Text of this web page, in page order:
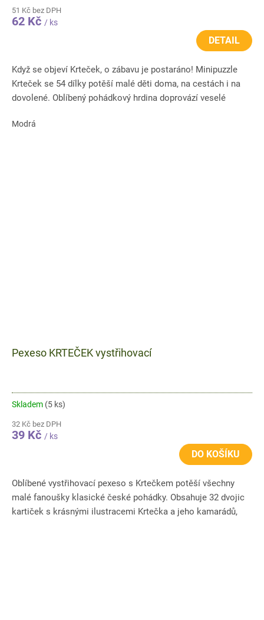
51 Kč bez DPH
62 Kč / ks
DETAIL
Když se objeví Krteček, o zábavu je postaráno! Minipuzzle
Krteček se 54 dílky potěší malé děti doma, na cestách i na
dovolené. Oblíbený pohádkový hrdina doprovází veselé
Modrá
Pexeso KRTEČEK vystřihovací
Skladem (5 ks)
32 Kč bez DPH
39 Kč / ks
DO KOŠÍKU
Oblíbené vystřihovací pexeso s Krtečkem potěší všechny
malé fanoušky klasické české pohádky. Obsahuje 32 dvojic
kartiček s krásnými ilustracemi Krtečka a jeho kamarádů,